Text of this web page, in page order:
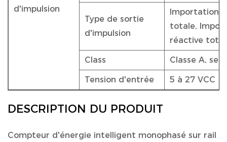
d'impulsion
Type de sortie
d'impulsion
Importation/
totale,
réactive
Class Classe A,
Tension d'entrée 5 à 27 VCC
DESCRIPTION DU PRODUIT
Compteur d'énergie intelligent monophasé sur rail